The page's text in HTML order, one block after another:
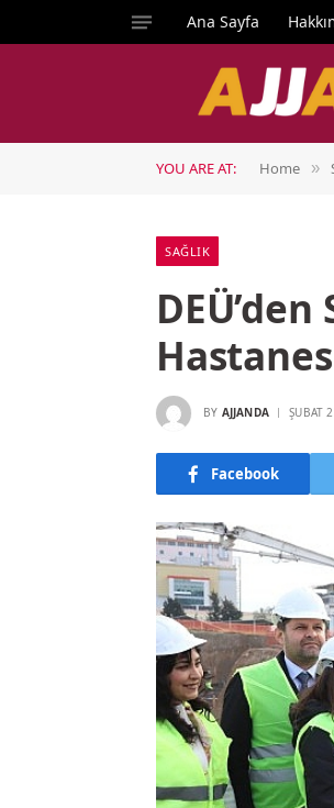
Ana Sayfa
YOU ARE AT: Home »
SAĞLIK
BY AJJANDA ŞUBAT
Facebook